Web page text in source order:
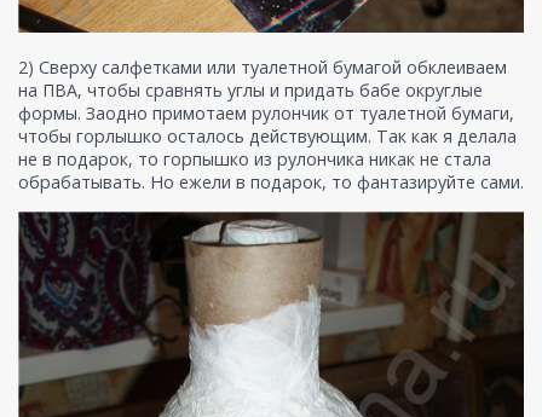
2) Сверху салфетками или туалетной бумагой обклеиваем
на ПВА, чтобы сравнять углы и придать бабе округлые
формы. Заодно примотаем рулончик от туалетной бумаги,
чтобы горлышко осталось действующим. Так как я делала
не в подарок, то горпышко из рулончика никак не стала
обрабатывать. Но ежели в подарок, то фантазируйте сами.